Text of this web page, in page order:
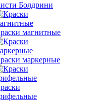
Болдрини
магнитные
маркерные